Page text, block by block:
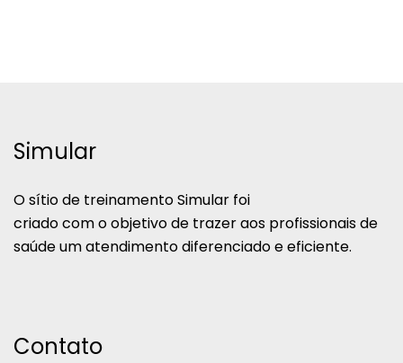
Simular
O sítio de treinamento Simular foi
criado com o objetivo de trazer aos profissionais de
saúde um atendimento diferenciado e eficiente.
Contato